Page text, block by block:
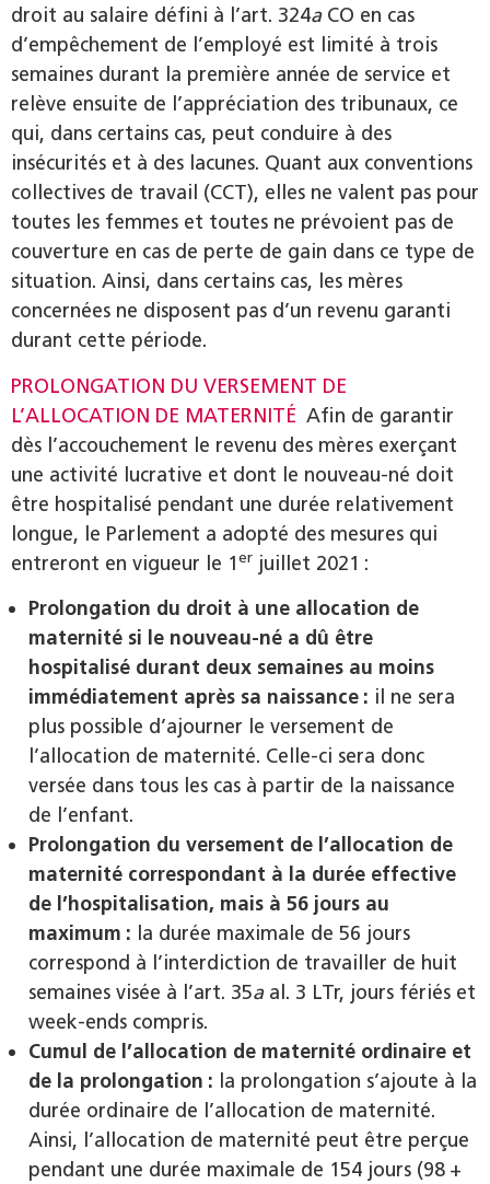
droit au salaire défini à l’art. 324aCO en cas
d’empêchement de l’employé est limité à trois
semaines durant la première année de service et
relève ensuite de l’appréciation des tribunaux, ce
qui, dans certains cas, peut conduire à des
insécurités et à des lacunes. Quant aux conventions
collectives de travail (CCT), elles ne valent pas pour
toutes les femmes et toutes ne prévoient pas de
couverture en cas de perte de gain dans ce type de
situation. Ainsi, dans certains cas, les mères
concernées ne disposent pas d’un revenu garanti
durant cette période.
PROLONGATION DU VERSEMENT DE
L’ALLOCATION DE MATERNITÉ Afin de garantir
dès l’accouchement le revenu des mères exerçant
une activité lucrative et dont le nouveau-né doit
être hospitalisé pendant une durée relativement
longue, le Parlement a adopté des mesures qui
entreront en vigueur le 1er juillet 2021 :
Prolongation du droit à une allocation de
maternité si le nouveau-né a dû être
hospitalisé durant deux semaines au moins
immédiatement après sa naissance : il ne sera
plus possible d’ajourner le versement de
l’allocation de maternité. Celle-ci sera donc
versée dans tous les cas à partir de la naissance
de l’enfant.
Prolongation du versement de l’allocation de
maternité correspondant à la durée effective
de l’hospitalisation, mais à 56 jours au
maximum : la durée maximale de 56 jours
correspond à l’interdiction de travailler de huit
semaines visée à l’art. 35aal. 3 LTr, jours fériés et
week-ends compris.
Cumul de l’allocation de maternité ordinaire et
de la prolongation : la prolongation s’ajoute à la
durée ordinaire de l’allocation de maternité.
Ainsi, l’allocation de maternité peut être perçue
pendant une durée maximale de 154 jours (98 +